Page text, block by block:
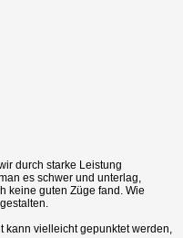
durch starke Leistung
es schwer und unterlag,
keine guten Züge fand. Wie
kann vielleicht gepunktet werden,